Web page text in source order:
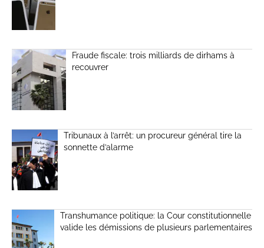
Fraude fiscale: trois milliards de dirhams à
recouvrer
Tribunaux à l’arrêt: un procureur général tire la
sonnette d’alarme
Transhumance politique: la Cour constitutionnelle
valide les démissions de plusieurs parlementaires